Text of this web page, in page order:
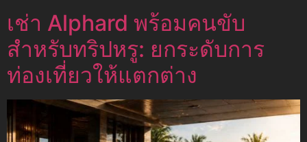
เช่า Alphard พร้อมคนขับ
สำหรับทริปหรู: ยกระดับการ
ท่องเที่ยวให้แตกต่าง